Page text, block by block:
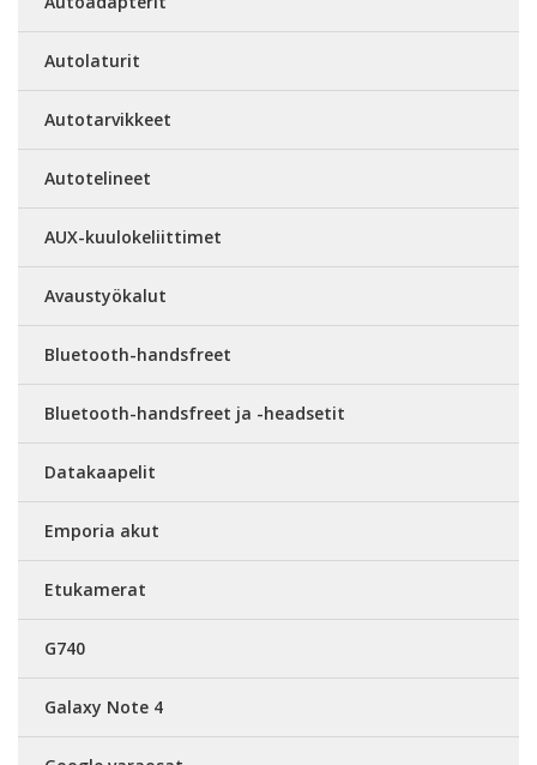
Autolaturit
Autotarvikkeet
Autotelineet
AUX-kuulokeliittimet
Avaustyökalut
Bluetooth-handsfreet
Bluetooth-handsfreet ja -headsetit
Datakaapelit
Emporia akut
Etukamerat
G740
Galaxy Note 4